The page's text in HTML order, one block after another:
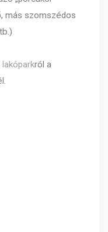
más szomszédos
lakóparkról a